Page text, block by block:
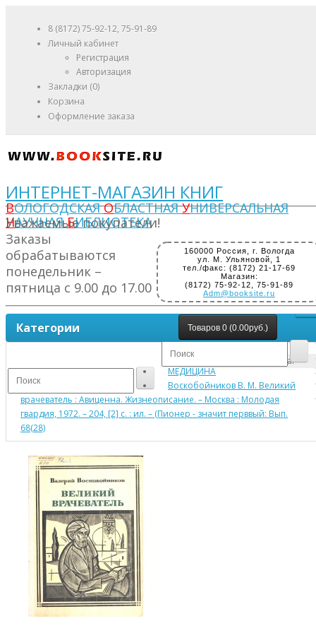
8 (8172) 75-92-12, 75-91-89
Личный кабинет
Регистрация
Авторизация
Закладки (0)
Корзина
Оформление заказа
ИНТЕРНЕТ-МАГАЗИН КНИГ
ВОЛОГОДСКАЯОБЛАСТНАЯУНИВЕРСАЛЬНАЯ
НАУЧНАЯБИБЛИОТЕКА
160000 Россия, г. Вологда
ул. М. Ульяновой, 1
тел./факс: (8172) 21-17-69
Магазин:
(8172) 75-92-12, 75-91-89
Adm@booksite.ru
Уважаемые покупатели!
Заказы
обрабатываются
понедельник –
пятница с 9.00 до 17.00
Категории Товаров 0 (0.00руб.)
Ваша корзина пуста!
МЕДИЦИНА
Воскобойников В. М. Великий
врачеватель : Авиценна. Жизнеописание. – Москва : Молодая
гвардия, 1972. – 204, [2] с. : ил. – (Пионер - значит перввый: Вып.
68(28)